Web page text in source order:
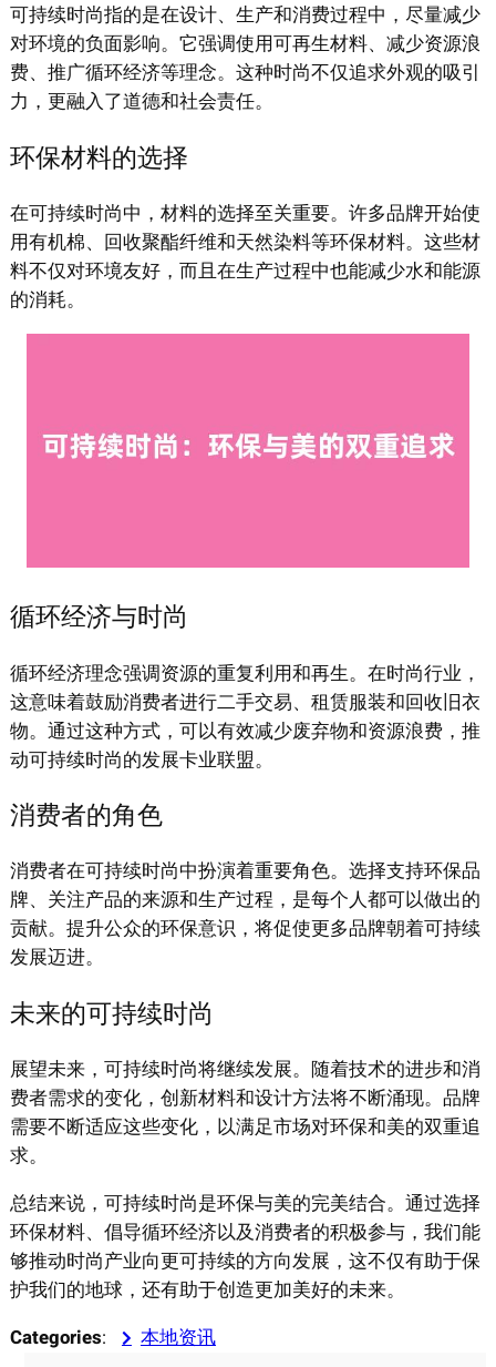
可持续时尚指的是在设计、生产和消费过程中，尽量减少
对环境的负面影响。它强调使用可再生材料、减少资源浪
费、推广循环经济等理念。这种时尚不仅追求外观的吸引
力，更融入了道德和社会责任。
环保材料的选择
在可持续时尚中，材料的选择至关重要。许多品牌开始使
用有机棉、回收聚酯纤维和天然染料等环保材料。这些材
料不仅对环境友好，而且在生产过程中也能减少水和能源
的消耗。
循环经济与时尚
循环经济理念强调资源的重复利用和再生。在时尚行业，
这意味着鼓励消费者进行二手交易、租赁服装和回收旧衣
物。通过这种方式，可以有效减少废弃物和资源浪费，推
动可持续时尚的发展卡业联盟。
消费者的角色
消费者在可持续时尚中扮演着重要角色。选择支持环保品
牌、关注产品的来源和生产过程，是每个人都可以做出的
贡献。提升公众的环保意识，将促使更多品牌朝着可持续
发展迈进。
未来的可持续时尚
展望未来，可持续时尚将继续发展。随着技术的进步和消
费者需求的变化，创新材料和设计方法将不断涌现。品牌
需要不断适应这些变化，以满足市场对环保和美的双重追
求。
总结来说，可持续时尚是环保与美的完美结合。通过选择
环保材料、倡导循环经济以及消费者的积极参与，我们能
够推动时尚产业向更可持续的方向发展，这不仅有助于保
护我们的地球，还有助于创造更加美好的未来。
Categories:
本地资讯